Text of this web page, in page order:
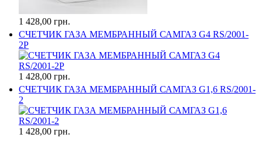
1 428,00 грн.
СЧЕТЧИК ГАЗА МЕМБРАННЫЙ САМГАЗ G4 RS/2001-
2P
1 428,00 грн.
СЧЕТЧИК ГАЗА МЕМБРАННЫЙ САМГАЗ G1,6 RS/2001-
2
1 428,00 грн.